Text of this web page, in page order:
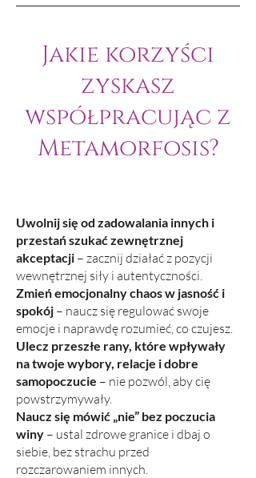
Jakie korzyści
zyskasz
współpracując z
Metamorfosis?
Uwolnij się od zadowalania innych i
przestań szukać zewnętrznej
akceptacji – zacznij działać z pozycji
wewnętrznej siły i autentyczności.
Zmień emocjonalny chaos w jasność i
spokój – naucz się regulować swoje
emocje i naprawdę rozumieć, co czujesz.
Ulecz przeszłe rany, które wpływały
na twoje wybory, relacje i dobre
samopoczucie – nie pozwól, aby cię
powstrzymywały.
Naucz się mówić „nie” bez poczucia
winy – ustal zdrowe granice i dbaj o
siebie, bez strachu przed
rozczarowaniem innych.